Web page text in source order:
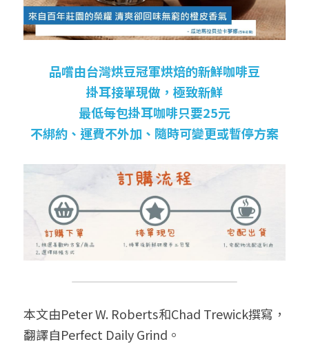
品嚐由台灣烘豆冠軍烘焙的新鮮咖啡豆
掛耳接單現做，極致新鮮
最低每包掛耳咖啡只要25元
不綁約、運費不外加、隨時可變更或暫停方案
本文由Peter W. Roberts和Chad Trewick撰寫，
翻譯自Perfect Daily Grind。